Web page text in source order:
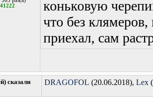
41222
коньковую
что без
приехал, сам
сказали
DRAGOFOL (20.06.2018), Lex